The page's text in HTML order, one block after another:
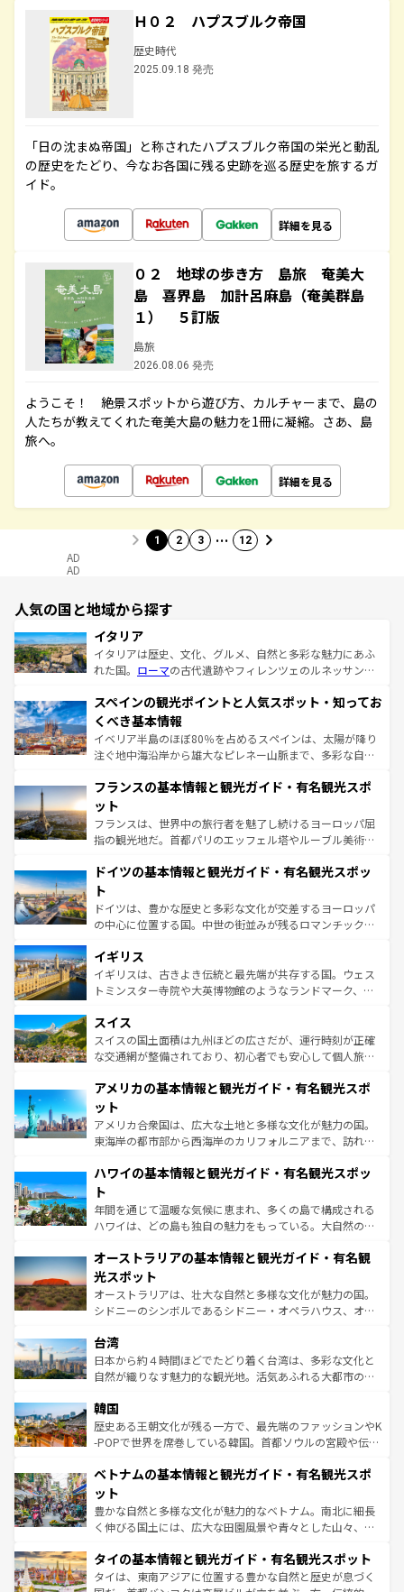
Ｈ０２ ハプスブルク帝国
歴史時代
2025.09.18 発売
「日の沈まぬ帝国」と称されたハプスブルク帝国の栄光と動乱
の歴史をたどり、今なお各国に残る史跡を巡る歴史を旅するガ
イド。
詳細を見る
０２ 地球の歩き方 島旅 奄美大
島 喜界島 加計呂麻島（奄美群島
１） ５訂版
島旅
2026.08.06 発売
ようこそ！ 絶景スポットから遊び方、カルチャーまで、島の
人たちが教えてくれた奄美大島の魅力を1冊に凝縮。さあ、島
旅へ。
詳細を見る
1 2 3 … 12
AD
AD
人気の国と地域から探す
イタリア
イタリアは歴史、文化、グルメ、自然と多彩な魅力にあふ
れた国。 ローマの古代遺跡やフィレンツェのルネッサンス
ろん、トスカーナの美しい田園風景やアマルフィ海岸の絶
景など、自然景観も見逃せない。観光の合間には、本場の
ピザやパスタなど、絶品のイタリア料理を堪能することも
できる。朝目覚めてから夜眠るまで、すべての瞬間を楽し
なお、新着のイタリア情報はコンテンツ一覧を参照してほ
しい。
スペインの観光ポイントと人気スポット・知ってお
くべき基本情報
イベリア半島のほぼ80％を占めるスペインは、太陽が降り
注ぐ地中海沿岸から雄大なピレネー山脈まで、多彩な自然
文化が根付くこの国では、情熱的なフラメンコ、熱気あふ
れる闘牛、そして美味しいタパスが生活の一部となってい
る。首都マドリードの洗練された雰囲気や、バルセロナの
アートに溢れた街角から、地方では古代ローマ遺跡や中世
せる。地方によって風土や気候が異なるスペインはその個
ンテンツ一覧 を参照してほしい。
フランスの基本情報と観光ガイド・有名観光スポ
ット
フランスは、世界中の旅行者を魅了し続けるヨーロッパ屈
指の観光地だ。首都パリのエッフェル塔やルーブル美術館
で、幅広い魅力が詰まっている。華麗な宮殿、歴史的な大
聖堂、美しいビーチ、そして豊かな自然が、訪れる者を心
から魅了する。また、フランスは美食の国としても知ら
れ、フランス料理はユネスコ無形文化遺産にも登録されて
香り高いラベンダー畑など、多彩な楽しみ方が可能だ。さ
らに、パリ以外の地域にも魅力が溢れており、どの街角に
も豊かな歴史と文化が息づいている。パリ以外の個性あふ
を参照してほしい。
ドイツの基本情報と観光ガイド・有名観光スポッ
ト
ドイツは、豊かな歴史と多彩な文化が交差するヨーロッパ
の中心に位置する国。中世の街並みが残るロマンチック街
顔を持つこの国は、どこを歩いても飽きることがない。ベ
ルリンの文化的活気、バイエルン州のアルプスの絶景、そ
してライン川沿いのワイン畑といった風景は必見。ビール
は、お酒好きな人にはぜひ体験してほしい。 なお、新着の
ドイツ情報はコンテンツ一覧を参照してほしい。
イギリス
イギリスは、古きよき伝統と最先端が共存する国。ウェス
トミンスター寺院や大英博物館のようなランドマーク、歴
リアごとに異なる魅力がある。また、優雅なアフタヌーン
ティー、ビール好きにはたまらない英国パブ、サッカー観
戦など、本場だからこそできる体験も豊富。イギリスを旅
ンツ一覧を参照してほしい。
スイス
スイスの国土面積は九州ほどの広さだが、運行時刻が正確
な交通網が整備されており、初心者でも安心して個人旅行
の建物がそのまま残る町や、スイスならではのユニークな
博物館もあり、アルプス観光だけでなく町歩きも満喫する
ことができる。国民の所得が高いため物価も高いが、旅行
者向けの交通パス提供のサービスもあり、うまく活用すれ
着のスイス情報はコンテンツ一覧を参照してほしい。
アメリカの基本情報と観光ガイド・有名観光スポ
ット
アメリカ合衆国は、広大な土地と多様な文化が魅力の国。
東海岸の都市部から西海岸のカリフォルニアまで、訪れる
のような巨大都市は、観光、ショッピング、エンターテイ
ンメントが詰まった刺激的なスポットだ。一方、アメリカ
西部には大自然が広がり、グランドキャニオンやイエロー
ストーン国立公園といった絶景が堪能できる。さらに、南
文化が魅力。旅行者はアメリカの各地域で異なる魅力を楽
しみながら、その多様性と豊かな歴史を感じることができ
るだろう。車でのロードトリップや列車の旅も、アメリカ
ならではの贅沢な旅のスタイルだ。 なお、新着のアメリカ
情報は コンテンツ一覧 を参照してほしい。
ハワイの基本情報と観光ガイド・有名観光スポッ
ト
年間を通じて温暖な気候に恵まれ、多くの島で構成される
ハワイは、どの島も独自の魅力をもっている。大自然の神
ワイ島は見逃せない。また、定番の観光地といえばオアフ
島だが、静かな自然を求めるならマウイ島やカウアイ島が
おすすめ。エメラルドグリーンに輝く海をはじめ、豊かな
文化や歴史が息づいている。「アロハスピリット」と呼ば
人々、おいしいローカルフードやハワイアンミュージッ
ク、伝統的なフラダンスなど、すべてがハワイの魅力を彩
っている。訪れるたびに新しい発見と感動が待っているハ
はコンテンツ一覧
オーストラリアの基本情報と観光ガイド・有名観
光スポット
オーストラリアは、壮大な自然と多様な文化が魅力の国。
シドニーのシンボルであるシドニー・オペラハウス、オー
リアリーフや大陸中央部にそびえるウルル（エアーズロッ
ク）、タスマニアの美しい原生林やケアンズの熱帯雨林な
ど、見どころがたくさん。また、カフェやワイン、オージ
いる。アクティビティも充実しており、サーフィンやダイ
ビング、ハイキングなど、アウトドア好きにはたまらな
い。オーストラリアの多彩な魅力を存分に味わいつくそ
参照してほしい。
台湾
日本から約４時間ほどでたどり着く台湾は、多彩な文化と
自然が織りなす魅力的な観光地。活気あふれる大都市の台
ン）、静ひつな山岳地帯である台湾東部など、都市の喧騒
と山間の静けさが共存しており、訪れる人に新しい発見と
驚きをもたらしてくれる。また、奥深い台湾の食文化も魅
容にもいいと評判のスイーツなど、バラエティ豊かな料理
照してほしい。
韓国
歴史ある王朝文化が残る一方で、最先端のファッションやK
-POPで世界を席巻している韓国。首都ソウルの宮殿や伝統
き、地方に足を延ばせば四季折々の自然美を楽しむことが
できる。そして、キムチや焼肉、絶品のストリートフード
まで、さまざまな韓国料理が待っている。夜には、韓国な
らではのナイトライフも堪能できる。あたたかいホスピタ
わってみてほしい。 なお、新着の韓国情報はコンテンツ一
覧 を参照してほしい。
ベトナムの基本情報と観光ガイド・有名観光スポ
ット
豊かな自然と多様な文化が魅力的なベトナム。南北に細長
く伸びる国土には、広大な田園風景や青々とした山々、世
急速な発展と共に伝統が息づく。ハノイの古い町並みやホ
ーチミン市のフランス統治時代の建物も、独特の雰囲気を
タイの基本情報と観光ガイド・有名観光スポット
タイは、東南アジアに位置する豊かな自然と歴史が息づく